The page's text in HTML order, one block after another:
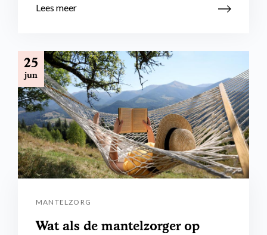
Lees meer
25
jun
MANTELZORG
Wat als de mantelzorger op